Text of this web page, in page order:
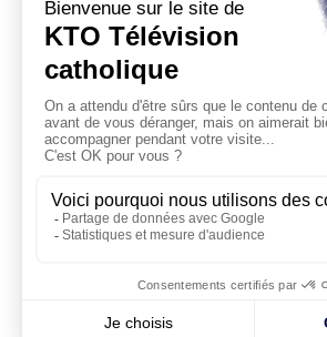
Révélation
Luc appelle «
Chaque jour,
Lundi, la
mercredi, la
l’Évangile ;
Visiter la